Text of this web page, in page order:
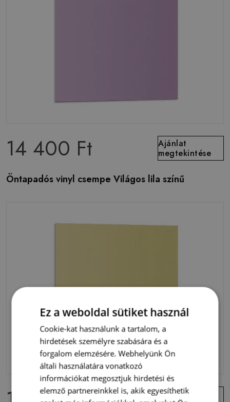
14 400 Ft
Ajánlat
megtekintése
Öntapadós vinyl csempe Világos lila színű
Ajánlat
Ez a weboldal sütiket használ
Cookie-kat használunk a tartalom, a
hirdetések személyre szabására és a
forgalom elemzésére. Webhelyünk Ön
általi használatára vonatkozó
információkat megosztjuk hirdetési és
elemző partnereinkkel is, akik egyesíthetik